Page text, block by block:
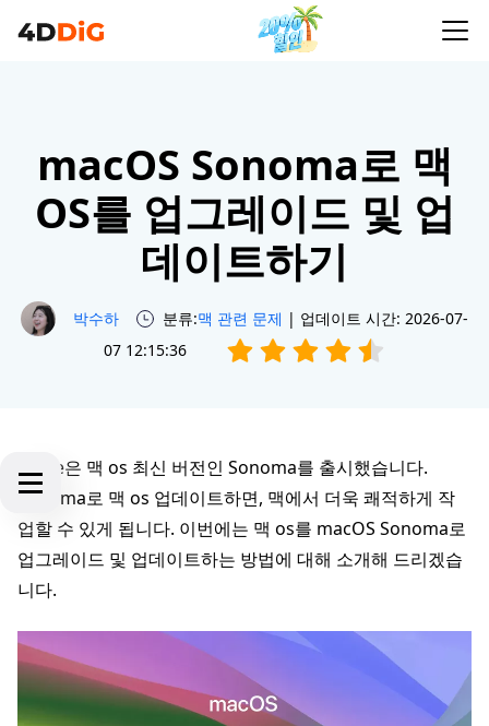
macOS Sonoma로 맥
OS를 업그레이드 및 업
데이트하기
박수하 분류:맥 관련 문제 | 업데이트 시간: 2026-07-
07 12:15:36
Apple은 맥 os 최신 버전인 Sonoma를 출시했습니다.
Sonoma로 맥 os 업데이트하면, 맥에서 더욱 쾌적하게 작
업할 수 있게 됩니다. 이번에는 맥 os를 macOS Sonoma로
업그레이드 및 업데이트하는 방법에 대해 소개해 드리겠습
니다.